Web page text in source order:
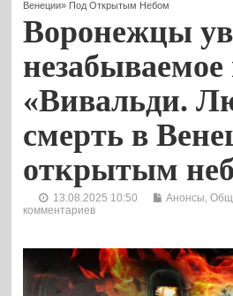
Венеции» Под Открытым Небом
Воронежцы
«Вивальди.
смерть в
открытым
13.08.2025 10:50 Анонсы ,
комментариев